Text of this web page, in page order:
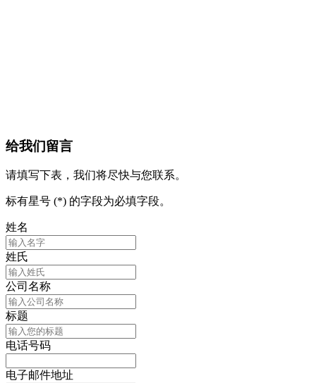
给我们留言
请填写下表，我们将尽快与您联系。
标有星号 (*) 的字段为必填字段。
姓名
姓氏
公司名称
标题
电话号码
电子邮件地址